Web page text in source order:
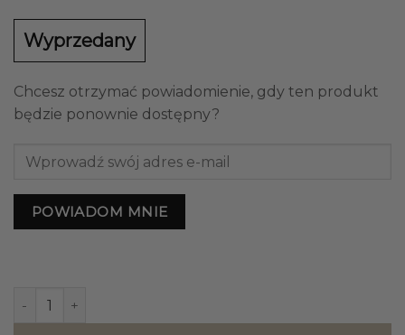
Wyprzedany
Chcesz otrzymać powiadomienie, gdy ten produkt
będzie ponownie dostępny?
POWIADOM MNIE
ilość RAMKA NA ZDJĘCIA srebrna z cyny klasyczna